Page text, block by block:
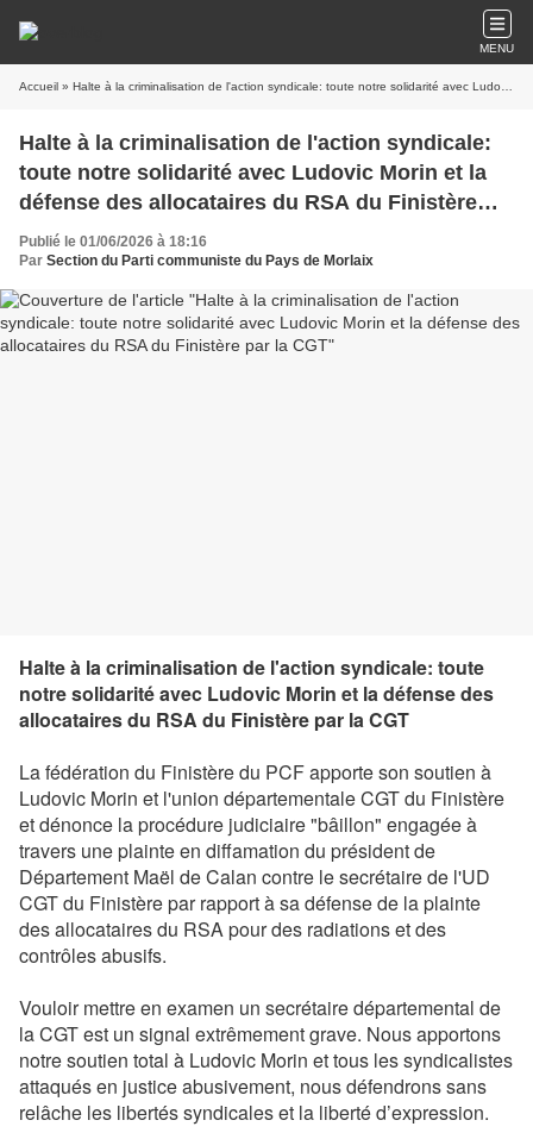
MENU
Accueil » Halte à la criminalisation de l'action syndicale: toute notre solidarité avec Ludovic Morin et la défense des allocataires du RSA du Finistère par la CGT
Halte à la criminalisation de l'action syndicale:
toute notre solidarité avec Ludovic Morin et la
défense des allocataires du RSA du Finistère
par la CGT
Publié le 01/06/2026 à 18:16
Par Section du Parti communiste du Pays de Morlaix
Halte à la criminalisation de l'action syndicale: toute
notre solidarité avec Ludovic Morin et la défense des
allocataires du RSA du Finistère par la CGT
La fédération du Finistère du PCF apporte son soutien à
Ludovic Morin et l'union départementale CGT du Finistère
et dénonce la procédure judiciaire "bâillon" engagée à
travers une plainte en diffamation du président de
Département Maël de Calan contre le secrétaire de l'UD
CGT du Finistère par rapport à sa défense de la plainte
des allocataires du RSA pour des radiations et des
contrôles abusifs.
Vouloir mettre en examen un secrétaire départemental de
la CGT est un signal extrêmement grave. Nous apportons
notre soutien total à Ludovic Morin et tous les syndicalistes
attaqués en justice abusivement, nous défendrons sans
relâche les libertés syndicales et la liberté d’expression.